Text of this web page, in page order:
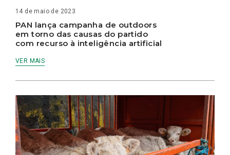
14 de maio de 2023
PAN lança campanha de outdoors
em torno das causas do partido
com recurso à inteligência artificial
VER MAIS